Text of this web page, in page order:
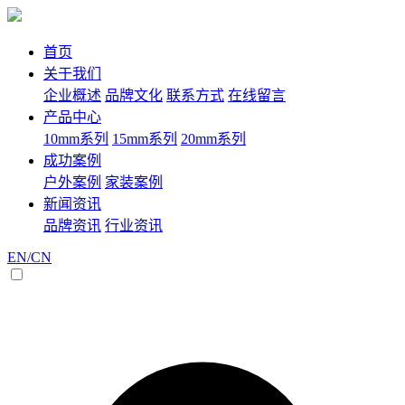
首页
关于我们
企业概述 品牌文化 联系方式 在线留言
产品中心
10mm系列 15mm系列 20mm系列
成功案例
户外案例 家装案例
新闻资讯
品牌资讯 行业资讯
EN/CN